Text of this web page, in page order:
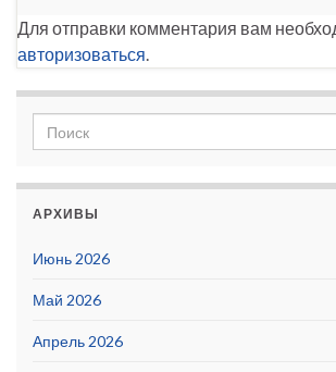
Для отправки комментария вам
авторизоваться.
АРХИВЫ
Июнь 2026
Май 2026
Апрель 2026